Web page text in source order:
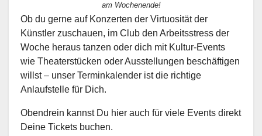
am Wochenende!
Ob du gerne auf Konzerten der Virtuosität der
Künstler zuschauen, im Club den Arbeitsstress der
Woche heraus tanzen oder dich mit Kultur-Events
wie Theaterstücken oder Ausstellungen beschäftigen
willst – unser Terminkalender ist die richtige
Anlaufstelle für Dich.
Obendrein kannst Du hier auch für viele Events direkt
Deine Tickets buchen.